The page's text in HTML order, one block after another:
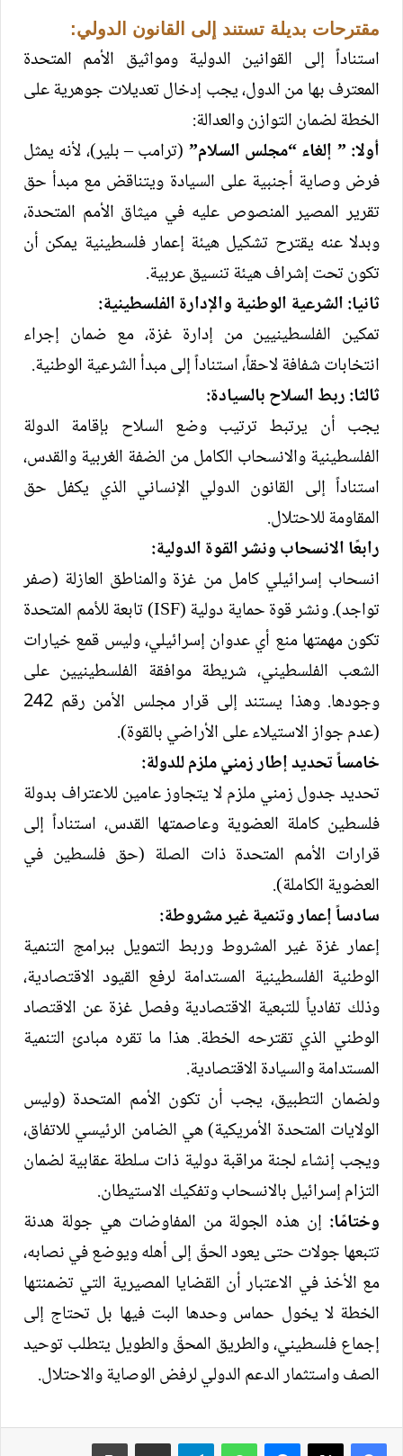
مقترحات بديلة تستند إلى القانون الدولي:
استناداً إلى القوانين الدولية ومواثيق الأمم المتحدة
المعترف بها من الدول، يجب إدخال تعديلات جوهرية على
الخطة لضمان التوازن والعدالة:
أولا: ” إلغاء “مجلس السلام” (ترامب – بلير)، لأنه يمثل
فرض وصاية أجنبية على السيادة ويتناقض مع مبدأ حق
تقرير المصير المنصوص عليه في ميثاق الأمم المتحدة،
وبدلا عنه يقترح تشكيل هيئة إعمار فلسطينية يمكن أن
تكون تحت إشراف هيئة تنسيق عربية.
ثانيا: الشرعية الوطنية والإدارة الفلسطينية:
تمكين الفلسطينيين من إدارة غزة، مع ضمان إجراء
انتخابات شفافة لاحقاً، استناداً إلى مبدأ الشرعية الوطنية.
ثالثا: ربط السلاح بالسيادة:
يجب أن يرتبط ترتيب وضع السلاح بإقامة الدولة
الفلسطينية والانسحاب الكامل من الضفة الغربية والقدس،
استناداً إلى القانون الدولي الإنساني الذي يكفل حق
المقاومة للاحتلال.
رابعًا الانسحاب ونشر القوة الدولية:
انسحاب إسرائيلي كامل من غزة والمناطق العازلة (صفر
تواجد). ونشر قوة حماية دولية (ISF) تابعة للأمم المتحدة
تكون مهمتها منع أي عدوان إسرائيلي، وليس قمع خيارات
الشعب الفلسطيني، شريطة موافقة الفلسطينيين على
وجودها. وهذا يستند إلى قرار مجلس الأمن رقم 242
(عدم جواز الاستيلاء على الأراضي بالقوة).
خامساً تحديد إطار زمني ملزم للدولة:
تحديد جدول زمني ملزم لا يتجاوز عامين للاعتراف بدولة
فلسطين كاملة العضوية وعاصمتها القدس، استناداً إلى
قرارات الأمم المتحدة ذات الصلة (حق فلسطين في
العضوية الكاملة).
سادساً إعمار وتنمية غير مشروطة:
إعمار غزة غير المشروط وربط التمويل ببرامج التنمية
الوطنية الفلسطينية المستدامة لرفع القيود الاقتصادية،
وذلك تفادياً للتبعية الاقتصادية وفصل غزة عن الاقتصاد
الوطني الذي تقترحه الخطة. هذا ما تقره مبادئ التنمية
المستدامة والسيادة الاقتصادية.
ولضمان التطبيق، يجب أن تكون الأمم المتحدة (وليس
الولايات المتحدة الأمريكية) هي الضامن الرئيسي للاتفاق،
ويجب إنشاء لجنة مراقبة دولية ذات سلطة عقابية لضمان
التزام إسرائيل بالانسحاب وتفكيك الاستيطان.
وختامًا: إن هذه الجولة من المفاوضات هي جولة هدنة
تتبعها جولات حتى يعود الحقّ إلى أهله ويوضع في نصابه،
مع الأخذ في الاعتبار أن القضايا المصيرية التي تضمنتها
الخطة لا يخول حماس وحدها البت فيها بل تحتاج إلى
إجماع فلسطيني، والطريق المحقّ والطويل يتطلب توحيد
الصف واستثمار الدعم الدولي لرفض الوصاية والاحتلال.